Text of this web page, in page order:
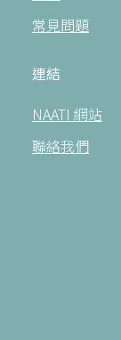
常見問題
連結
NAATI 網站
聯絡我們